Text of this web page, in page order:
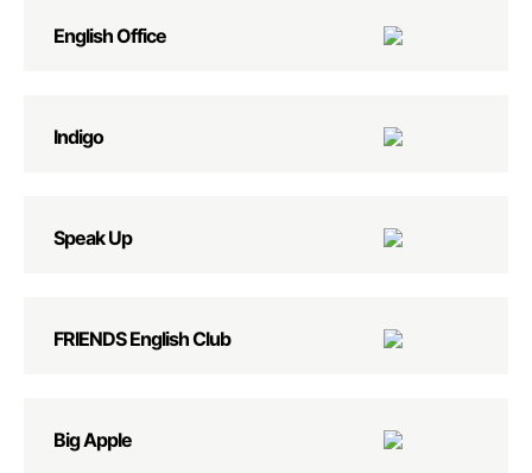
English Office
Indigo
Speak Up
FRIENDS English Club
Big Apple